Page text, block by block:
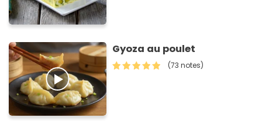
Gyoza au poulet
(73 notes)